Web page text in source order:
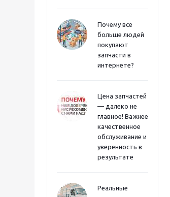
Почему все
больше людей
покупают
запчасти в
интернете?
Цена запчастей
— далеко не
главное! Важнее
качественное
обслуживание и
уверенность в
результате
Реальные